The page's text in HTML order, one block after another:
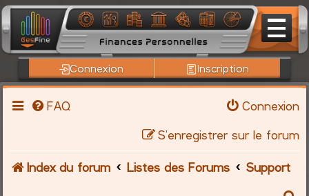
Connexion Inscription
FAQ
Connexion
S’enregistrer sur le forum
Index du forum Listes des Forums
Support